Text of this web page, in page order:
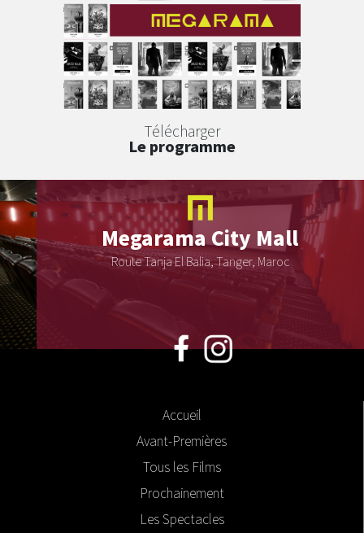
Télécharger
Le programme
MegaramaCity Mall
Route Tanja El Balia, Tanger, Maroc
Accueil
Avant-Premières
Tous les Films
Prochainement
Les Spectacles